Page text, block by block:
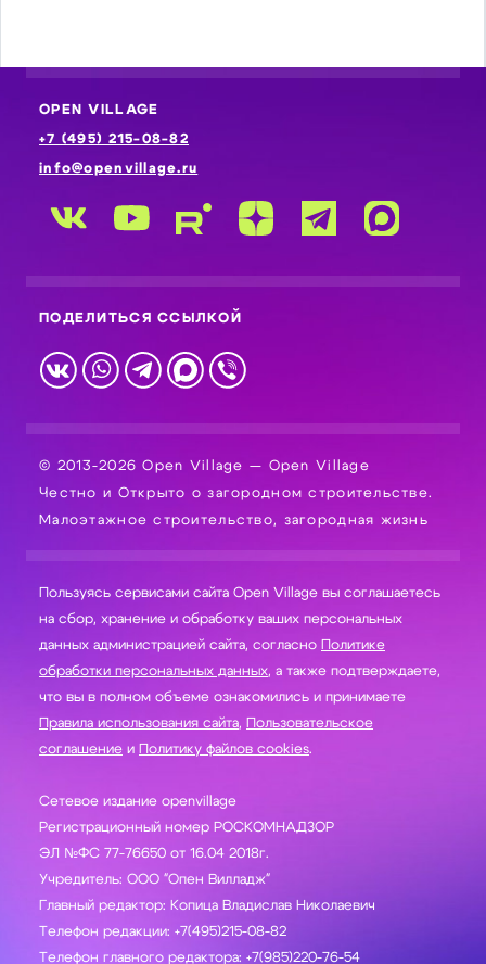
OPEN VILLAGE
+7 (495) 215-08-82
info@openvillage.ru
ПОДЕЛИТЬСЯ ССЫЛКОЙ
© 2013-2026 Open Village — Open Village
Честно и Открыто о загородном строительстве.
Малоэтажное строительство, загородная жизнь
Пользуясь сервисами сайта Open Village вы соглашаетесь
на сбор, хранение и обработку ваших персональных
данных администрацией сайта, согласно
Политике
обработки персональных данных, а также подтверждаете,
что вы в полном объеме ознакомились и принимаете
Правила использования сайта,
Пользовательское
соглашение и Политику файлов cookies.
Сетевое издание openvillage
Регистрационный номер РОСКОМНАДЗОР
ЭЛ №ФС 77-76650 от 16.04 2018г.
Учредитель: ООО "Опен Вилладж"
Главный редактор: Копица Владислав Николаевич
Телефон редакции: +7(495)215-08-82
Телефон главного редактора: +7(985)220-76-54